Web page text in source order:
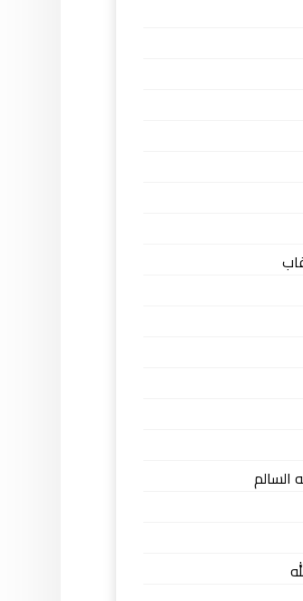
السالم